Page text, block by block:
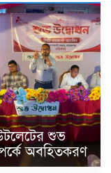
শুভ
অবহিতকরণ